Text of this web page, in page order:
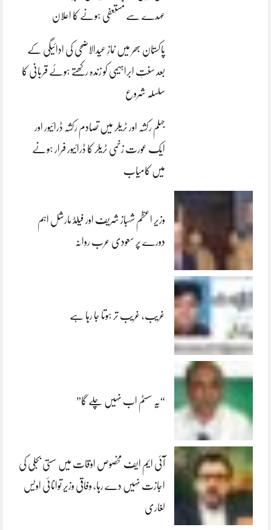
عہدے سے مستعفی ہونے کا اعلان
پاکستان بھر میں نمازِ عیدالاضحی کی ادائیگی کے
بعد سنتِ ابراہیمی کو زندہ رکھتے ہوئے قربانی کا
سلسلہ شروع
جہلم رکشہ اور ٹریلر میں تصادم رکشہ ڈرائیور اور
ایک عورت زخمی ٹریلر کا ڈرائیور فرار ہونے
میں کامیاب
وزیر اعظم شہباز شریف اور فیلڈ مارشل اہم
دورے پر سعودی عرب روانہ
غریب، غریب تر ہوتا جا رہا ہے
“یہ سسٹم اب نہیں چلے گا”
آئی ایم ایف مخصوص اوقات میں سستی بجلی کی
اجازت نہیں دے رہا، وفاقی وزیر توانائی اویس
لغاری